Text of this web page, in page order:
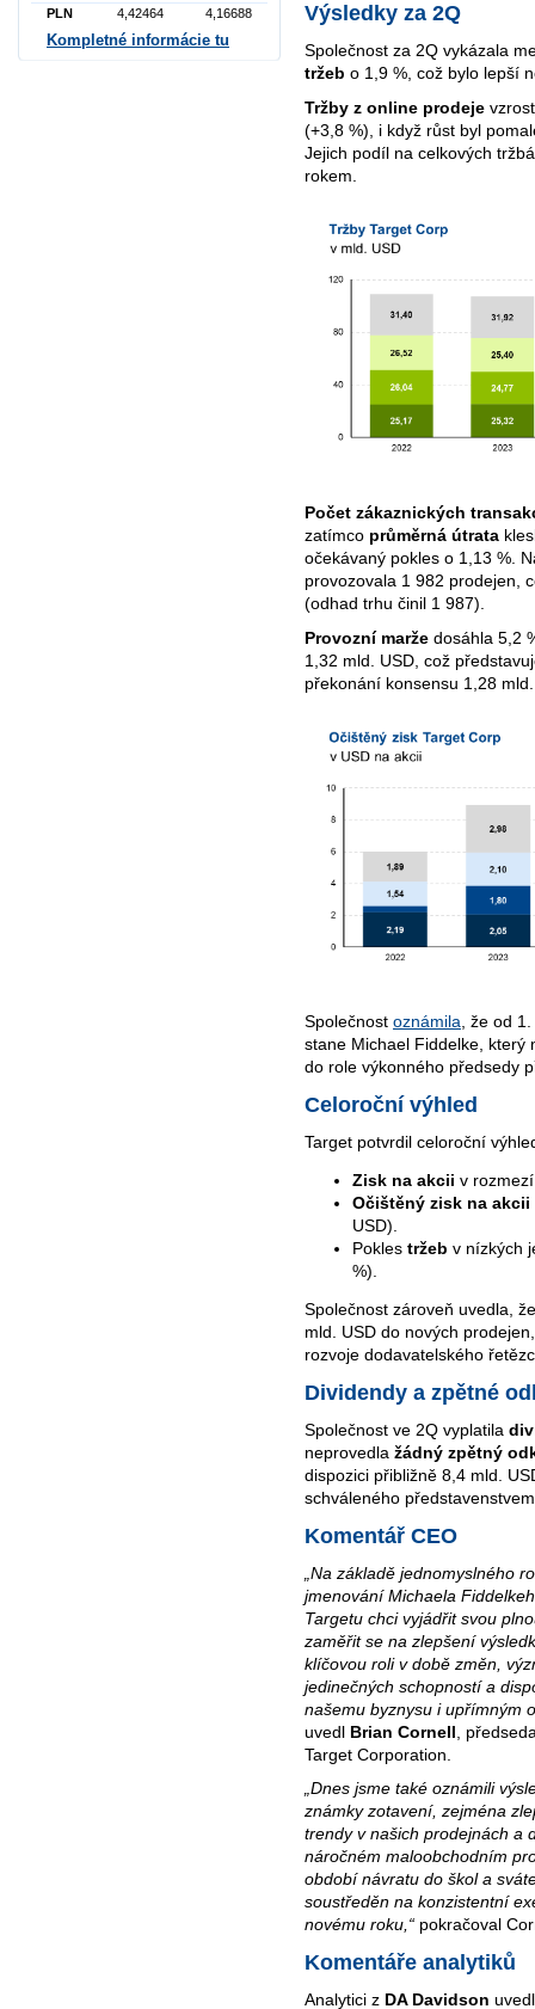
Výsledky za 2Q
Společnost za 2Q vykázala
tržeb o 1,9 %, což bylo lepší
Tržby z online prodeje
(+3,8 %), i když růst byl
Jejich podíl na celkových
rokem.
Počet zákaznických
zatímco průměrná útrata
očekávaný pokles o 1,13 %.
provozovala 1 982 prodejen,
(odhad trhu činil 1 987).
Provozní marže dosáhla 5,2
1,32 mld. USD, což
překonání konsensu 1,28
Společnost oznámila, že od
stane Michael Fiddelke, který
do role výkonného předsedy
Celoroční výhled
Target potvrdil celoroční
Zisk na akcii v
Očištěný zisk na akcii
USD).
Pokles tržeb v nízkých
%).
Společnost zároveň uvedla,
mld. USD do nových
rozvoje dodavatelského
Dividendy a zpětné
Společnost ve 2Q vyplatila
neprovedla žádný zpětný
dispozici přibližně 8,4 mld.
schváleného
Komentář CEO
„Na základě jednomyslného
jmenování Michaela
Targetu chci vyjádřit svou
zaměřit se na zlepšení
klíčovou roli v době změn,
jedinečných schopností a
našemu byznysu i upřímným
uvedl Brian Cornell ,
Target Corporation.
„Dnes jsme také oznámili
známky zotavení, zejména
trendy v našich prodejnách a
náročném maloobchodním
období návratu do škol a
soustředěn na konzistentní
novému roku,“ pokračoval
Komentáře analytiků
Analytici z DA Davidson
PLN
4,42464 4,16688
Kompletné informácie tu